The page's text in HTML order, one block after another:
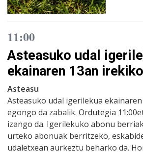
11:00
Asteasuko udal
ekainaren 13an
Asteasu
Asteasuko udal igerilekua
egongo da zabalik. Ordutegia
izango da. Igerilekuko abonu
urteko abonuak berritzeko,
udaletxean aurkeztu beharko da.